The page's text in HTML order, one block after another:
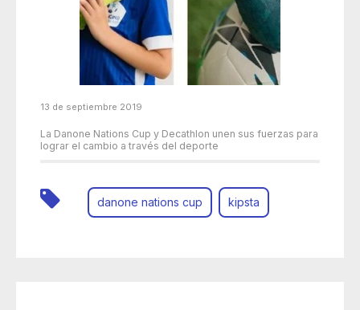
13 de septiembre 2019
La Danone Nations Cup y Decathlon unen sus fuerzas para
lograr el cambio a través del deporte
danone nations cup kipsta